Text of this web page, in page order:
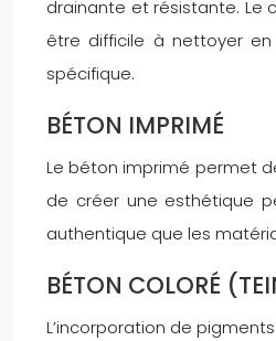
drainante et résistante. Le
être difficile à nettoyer
spécifique.
BÉTON IMPRIMÉ
Le béton imprimé permet
de créer une esthétique
authentique que les
BÉTON COLORÉ
L’incorporation de